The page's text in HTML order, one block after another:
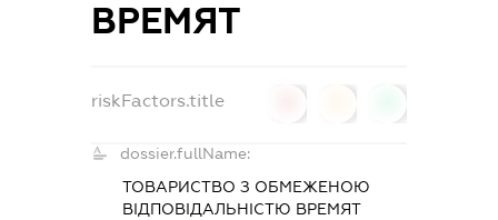
ВРЕМЯТ
riskFactors.title
dossier.fullName:
ТОВАРИСТВО З ОБМЕЖЕНОЮ
ВІДПОВІДАЛЬНІСТЮ ВРЕМЯТ